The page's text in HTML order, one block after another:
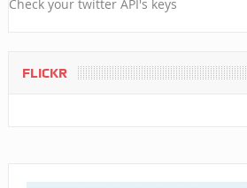
Check your twitter API's keys
FLICKR